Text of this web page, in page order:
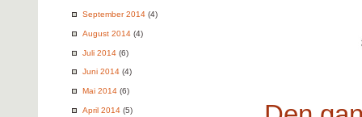
September 2014 (4)
August 2014 (4)
Juli 2014 (6)
Juni 2014 (4)
Mai 2014 (6)
April 2014 (5)